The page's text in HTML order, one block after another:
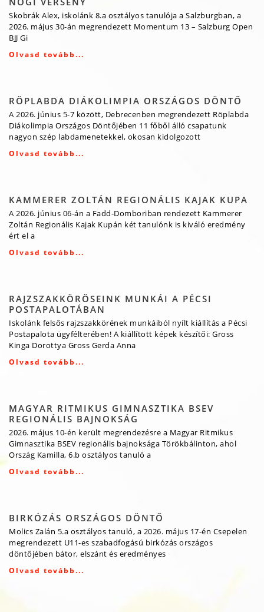
Skobrák Alex, iskolánk 8.a osztályos tanulója a Salzburgban, a
2026. május 30-án megrendezett Momentum 13 – Salzburg Open
BJJ Gi
Olvasd tovább...
RÖPLABDA DIÁKOLIMPIA ORSZÁGOS DÖNTŐ
A 2026. június 5-7 között, Debrecenben megrendezett Röplabda
Diákolimpia Országos Döntőjében 11 főből álló csapatunk
nagyon szép labdamenetekkel, okosan kidolgozott
Olvasd tovább...
KAMMERER ZOLTÁN REGIONÁLIS KAJAK KUPA
A 2026. június 06-án a Fadd-Domboriban rendezett Kammerer
Zoltán Regionális Kajak Kupán két tanulónk is kiváló eredmény
ért el a
Olvasd tovább...
RAJZSZAKKÖRÖSEINK MUNKÁI A PÉCSI
POSTAPALOTÁBAN
Iskolánk felsős rajzszakkörének munkáiból nyílt kiállítás a Pécsi
Postapalota ügyfélterében! A kiállított képek készítői: Gross
Kinga Dorottya Gross Gerda Anna
Olvasd tovább...
MAGYAR RITMIKUS GIMNASZTIKA BSEV
REGIONÁLIS BAJNOKSÁG
2026. május 10-én került megrendezésre a Magyar Ritmikus
Gimnasztika BSEV regionális bajnoksága Törökbálinton, ahol
Ország Kamilla, 6.b osztályos tanuló a
Olvasd tovább...
BIRKÓZÁS ORSZÁGOS DÖNTŐ
Molics Zalán 5.a osztályos tanuló, a 2026. május 17-én Csepelen
megrendezett U11-es szabadfogású birkózás országos
döntőjében bátor, elszánt és eredményes
Olvasd tovább...